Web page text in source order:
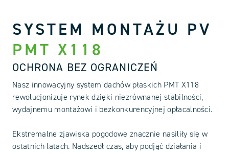
SYSTEM MONTAŻU PV
PMT X118
OCHRONA BEZ OGRANICZEŃ
Nasz innowacyjny system dachów płaskich PMT X118
rewolucjonizuje rynek dzięki niezrównanej stabilności,
wydajnemu montażowi i bezkonkurencyjnej opłacalności.
Ekstremalne zjawiska pogodowe znacznie nasiliły się w
ostatnich latach. Nadszedł czas, aby podjąć działania i